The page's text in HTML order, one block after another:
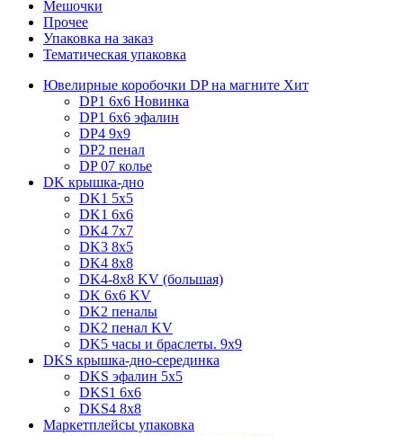
Мешочки
Прочее
Упаковка на заказ
Тематическая упаковка
Ювелирные коробочки DP на магните Хит
DP1 6x6 Новинка
DP1 6x6 эфалин
DP4 9x9
DP2 пенал
DP 07 колье
DK крышка-дно
DK1 5x5
DK1 6x6
DK4 7х7
DK3 8x5
DK4 8x8
DK4-8x8 KV (большая)
DK 6х6 KV
DK2 пеналы
DK2 пенал KV
DK5 часы и браслеты. 9x9
DKS крышка-дно-серединка
DKS эфалин 5x5
DKS1 6x6
DKS4 8x8
Маркетплейсы упаковка